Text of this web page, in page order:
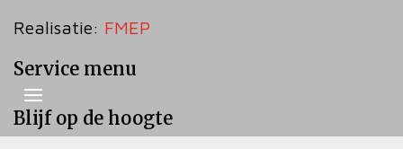
Realisatie: FMEP
Service menu
Blijf op de hoogte